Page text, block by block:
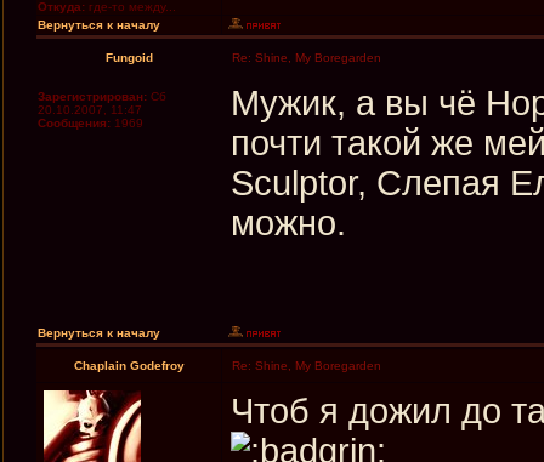
Откуда: где-то между...
Вернуться к началу
Fungoid Re: Shine, My Boregarden
Зарегистрирован: Сб
20.10.2007, 11:47
Сообщения: 1969
Мужик, а вы чё
почти такой же
Sculptor, Слепая
можно.
Вернуться к началу
Chaplain Godefroy Re: Shine, My Boregarden
Чтоб я дожил до